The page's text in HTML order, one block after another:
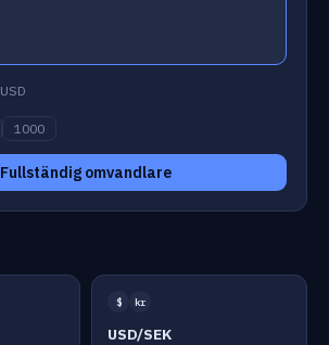
USD
1000
Fullständig omvandlare
$ kr
USD/SEK